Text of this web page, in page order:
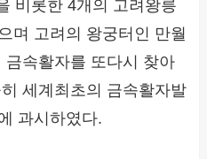
비롯한 4개의 고려왕릉
며 고려의 왕궁터인 만월
속활자를 또다시 찾아
세계최초의 금속활자발
과시하였다.